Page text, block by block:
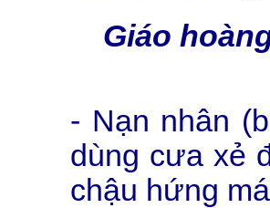
Giáo
- Nạn nhân
dùng cưa xẻ
chậu hứng